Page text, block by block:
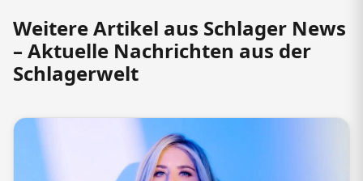
Weitere Artikel aus Schlager News
– Aktuelle Nachrichten aus der
Schlagerwelt